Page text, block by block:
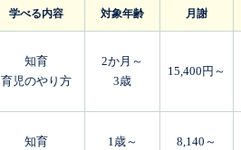
学べる内容 対象年齢 月謝
知育
育児のやり方
2か月～
3歳
15,400円～
知育
1歳～
8,140～